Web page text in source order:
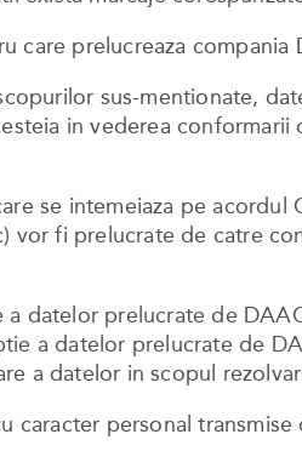
care prelucreaza
sus-mentionate,
in vederea
se intemeiaza pe
vor fi prelucrate de catre
a datelor prelucrate de
a datelor prelucrate de
a datelor in scopul
caracter personal